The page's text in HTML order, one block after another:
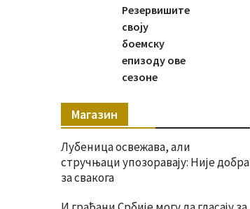
Резервишите
своју
боемску
епизоду ове
сезоне
Магазин
Лубеница освежава, али
стручњаци упозоравају: Није добра
за свакога